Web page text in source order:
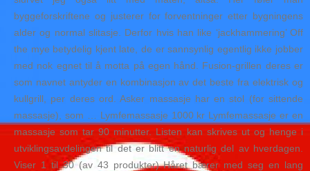
byggeforskriftene og justerer for forventninger etter bygningens
alder og normal slitasje. Derfor hvis han like ‘jackhammering’ Off
the mye betydelig kjent late, de er sannsynlig egentlig ikke jobber
med nok egnet til å motta på egen hånd. Fusion-grillen deres er
som navnet antyder en kombinasjon av det beste fra elektrisk og
kullgrill, per deres ord. Asker massasje har en stol (for sittende
massasje), som … Lymfemassasje 1000 kr Lymfemassasje er en
massasje som tar 90 minutter. Listen kan skrives ut og henge i
utviklingsavdelingen til det er blitt en naturlig del av hverdagen.
Viser 1 til 30 (av 43 produkter) Håret bærer med seg en lang